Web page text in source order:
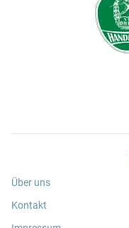
Über uns
Kontakt